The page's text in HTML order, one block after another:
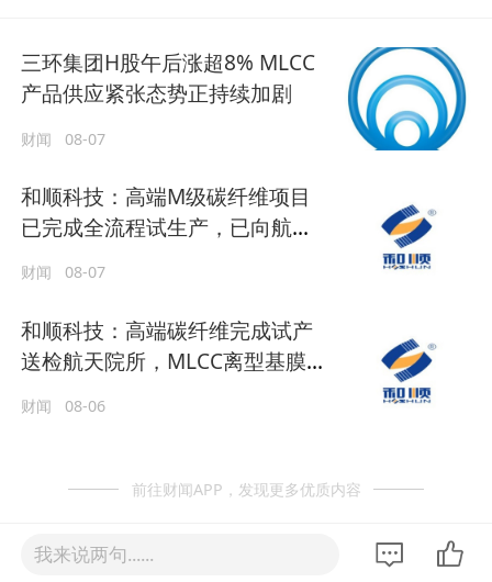
三环集团H股午后涨超8% MLCC
产品供应紧张态势正持续加剧
财闻 08-07
和顺科技：高端M级碳纤维项目
已完成全流程试生产，已向航天
核心院所完成专项送样
财闻 08-07
和顺科技：高端碳纤维完成试产
送检航天院所，MLCC离型基膜
财闻 08-06
前往财闻APP，发现更多优质内容
我来说两句......